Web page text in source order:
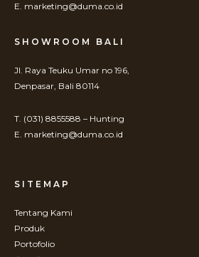
E. marketing@duma.co.id
SHOWROOM BALI
Jl. Raya Teuku Umar no 196,
Denpasar, Bali 80114
T. (031) 8855588 – Hunting
E. marketing@duma.co.id
SITEMAP
Tentang Kami
Produk
Portofolio